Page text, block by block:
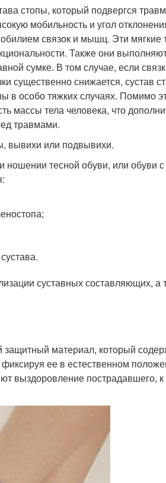
стопы, который подвергся
мобильность и угол
связок и мышц. Эти мягкие
Также они
сумке. В том случае, если
существенно снижается, сустав
особо тяжких случаях. Помимо
массы тела человека, что
травмами.
вывихи или подвывихи.
ношении тесной обуви, или обуви
суставных составляющих, а
защитный материал, который
ее в естественном
выздоровление пострадавшего,